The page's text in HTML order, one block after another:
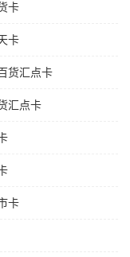
卡
卡
货汇点卡
汇点卡
卡